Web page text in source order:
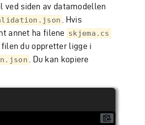
ved siden av datamodellen
. Hvis
annet ha filene skjema.cs
du oppretter ligge i
. Du kan kopiere